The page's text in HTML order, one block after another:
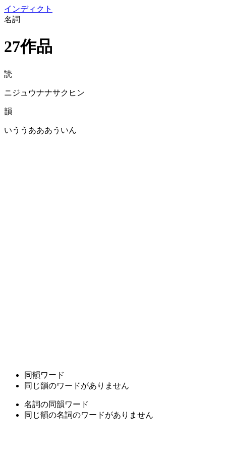
インディクト
名詞
27作品
読
ニジュウナナサクヒン
韻
いううあああういん
同韻ワード
同じ韻のワードがありません
名詞の同韻ワード
同じ韻の名詞のワードがありません